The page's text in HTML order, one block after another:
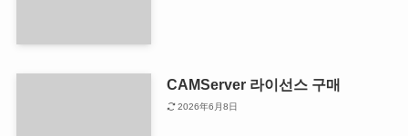
CAMServer 라이선스 구매
2026年6月8日